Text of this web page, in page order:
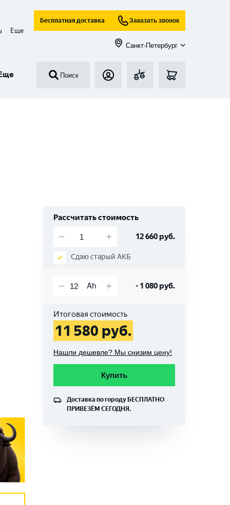
Еще
Бесплатная доставка Заказать звонок
Санкт-Петербург
Поиск
Рассчитать стоимость
12 660руб.
Сдаю старый АКБ
- 1 080руб.
Итоговая стоимость
11 580 руб.
Нашли дешевле? Мы снизим цену!
Купить
Доставка по городу БЕСПЛАТНО
ПРИВЕЗЁМ СЕГОДНЯ.